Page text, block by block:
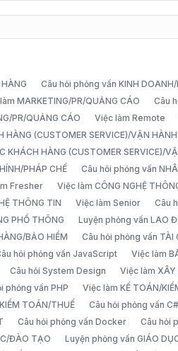
Câu hỏi phỏng vấn KINH
MARKETING/PR/QUẢNG CÁO
Câu
PR/QUẢNG CÁO
Việc làm Remote
(CUSTOMER SERVICE)/VẬN HÀNH
KHÁCH HÀNG (CUSTOMER SERVICE)/
PHÁP CHẾ
Câu hỏi phỏng vấn
Fresher Việc làm CÔNG NGHỆ
THÔNG TIN
Việc làm Senior Câu
PHỔ THÔNG
Luyện phỏng vấn LAO
BẢO HIỂM
Câu hỏi phỏng vấn TÀI
hỏi phỏng vấn JavaScript Việc làm
Câu hỏi System Design Việc làm XÂY
phỏng vấn PHP Việc làm KẾ TOÁN/
TOÁN/THUẾ
Câu hỏi phỏng vấn C#
Câu hỏi phỏng vấn Docker Câu hỏi
ĐÀO TẠO
Luyện phỏng vấn GIÁO